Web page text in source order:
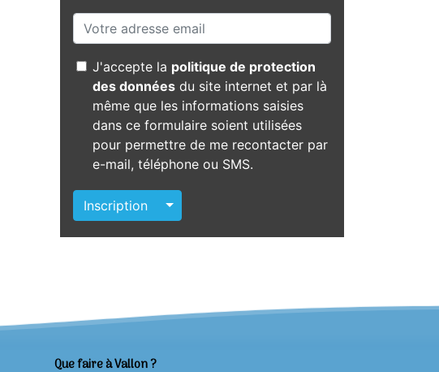
J'accepte la politique de protection
des données du site internet et par là
même que les informations saisies
dans ce formulaire soient utilisées
pour permettre de me recontacter par
e-mail, téléphone ou SMS.
Inscription Autres actions
Que faire à Vallon ?